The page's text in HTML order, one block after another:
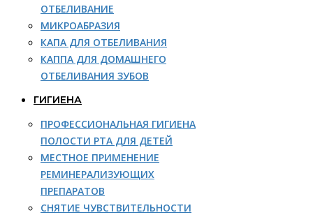
ОТБЕЛИВАНИЕ
МИКРОАБРАЗИЯ
КАПА ДЛЯ ОТБЕЛИВАНИЯ
КАППА ДЛЯ ДОМАШНЕГО
ОТБЕЛИВАНИЯ ЗУБОВ
ГИГИЕНА
ПРОФЕССИОНАЛЬНАЯ ГИГИЕНА
ПОЛОСТИ РТА ДЛЯ ДЕТЕЙ
МЕСТНОЕ ПРИМЕНЕНИЕ
РЕМИНЕРАЛИЗУЮЩИХ
ПРЕПАРАТОВ
СНЯТИЕ ЧУВСТВИТЕЛЬНОСТИ